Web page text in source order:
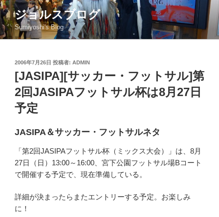
コ
ン
テ
ン
ジョルスブログ
Sumiyoshi's Blog
投
稿
日:
2006年7月26日 投稿者: ADMIN
[JASIPA][サッカー・フットサル]第
2回JASIPAフットサル杯は8月27日
予定
JASIPA＆サッカー・フットサルネタ
「第2回JASIPAフットサル杯（ミックス大会）」は、8月
27日（日）13:00～16:00、宮下公園フットサル場Bコート
で開催する予定で、現在準備している。
詳細が決まったらまたエントリーする予定。お楽しみ
に！